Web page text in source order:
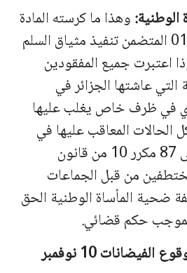
الوطنية:وهذا ما كرسته المادة
27 من الأمر رقم 06-01 المتضمن تنفيذ مثياق السلم
اعتبرت جميع المفقودين
عاشتها الجزائر في
في ظرف خاص يغلب عليها
الحالات المعاقب عليها في
المواد من 87 مكرر إلى 87 مكرر 10 من قانون
من قبل الجماعات
ضحية المأساة الوطنية الحق
حكم قضائي.
*- المفقود في مكان وقوع الفيضانات 10 نوفمبر